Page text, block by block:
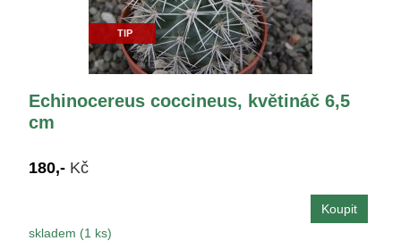
TIP
Echinocereus coccineus, květináč 6,5
cm
180,- Kč
skladem (1 ks)